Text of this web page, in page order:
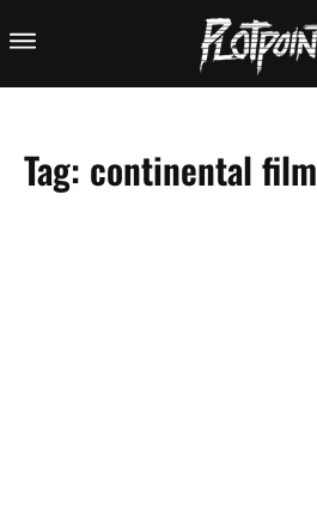
Tag: continental film